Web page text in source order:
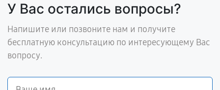
У Вас остались вопросы?
Напишите или позвоните нам и получите
бесплатную консультацию по интересующему Вас
вопросу.